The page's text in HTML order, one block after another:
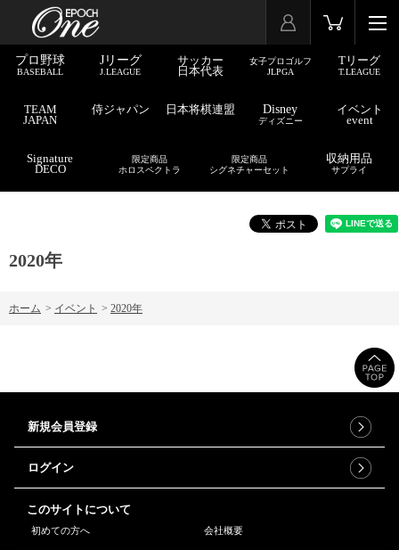
プロ野球
BASEBALL
Jリーグ
J.LEAGUE
サッカー
日本代表
女子プロゴルフ
JLPGA
Tリーグ
T.LEAGUE
TEAM
JAPAN
侍ジャパン 日本将棋連盟 Disney
ディズニー
イベント
event
Signature
DECO
限定商品
ホロスペクトラ
限定商品
シグネチャーセット
収納用品
サプライ
2020年
ホーム > イベント > 2020年
新規会員登録
ログイン
このサイトについて
初めての方へ 会社概要